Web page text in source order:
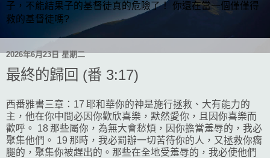
子，不能結果子的基督徒真的危險了！ 你還在當一個僅僅得
救的基督徒嗎?
2026年6月23日 星期二
最終的歸回 (番 3:17)
西番雅書三章：17 耶和華你的神是施行拯救、大有能力的
主，他在你中間必因你歡欣喜樂，默然愛你，且因你喜樂而
歡呼。 18 那些屬你，為無大會愁煩，因你擔當羞辱的，我必
聚集他們。 19 那時，我必罰辦一切苦待你的人，又拯救你瘸
腿的，聚集你被趕出的。那些在全地受羞辱的，我必使他們